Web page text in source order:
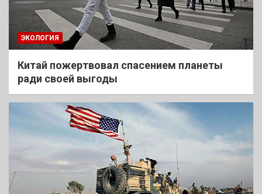
ЭКОЛОГИЯ
Китай пожертвовал спасением планеты
ради своей выгоды